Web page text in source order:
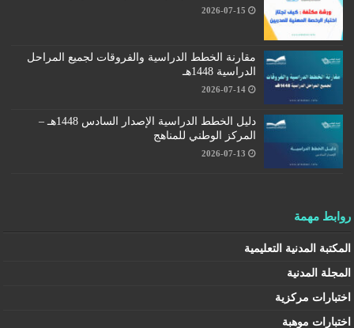
2026-07-15
مقارنة الخطط الدراسية والفروقات لجميع المراحل
الدراسية 1448هـ
2026-07-14
دليل الخطط الدراسية الإصدار السادس 1448هـ –
المركز الوطني للمناهج
2026-07-13
روابط مهمة
المكتبة المدنية التعليمية
المجلة المدنية
اختبارات مركزية
اختبارات موهبة